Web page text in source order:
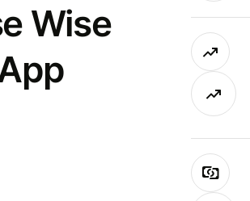
Wise